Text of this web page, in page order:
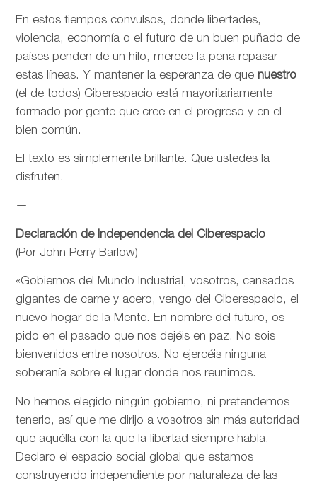
En estos tiempos convulsos, donde libertades,
violencia, economía o el futuro de un buen puñado de
países penden de un hilo, merece la pena repasar
estas líneas. Y mantener la esperanza de que nuestro
(el de todos) Ciberespacio está mayoritariamente
formado por gente que cree en el progreso y en el
bien común.
El texto es simplemente brillante. Que ustedes la
disfruten.
—
Declaración de Independencia del Ciberespacio
(Por John Perry Barlow)
«Gobiernos del Mundo Industrial, vosotros, cansados
gigantes de carne y acero, vengo del Ciberespacio, el
nuevo hogar de la Mente. En nombre del futuro, os
pido en el pasado que nos dejéis en paz. No sois
bienvenidos entre nosotros. No ejercéis ninguna
soberanía sobre el lugar donde nos reunimos.
No hemos elegido ningún gobierno, ni pretendemos
tenerlo, así que me dirijo a vosotros sin más autoridad
que aquélla con la que la libertad siempre habla.
Declaro el espacio social global que estamos
construyendo independiente por naturaleza de las